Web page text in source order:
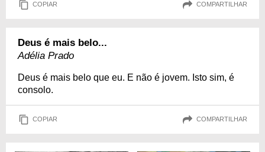
COPIAR COMPARTILHAR
Deus é mais belo...
Adélia Prado
Deus é mais belo que eu. E não é jovem. Isto sim, é
consolo.
COPIAR COMPARTILHAR